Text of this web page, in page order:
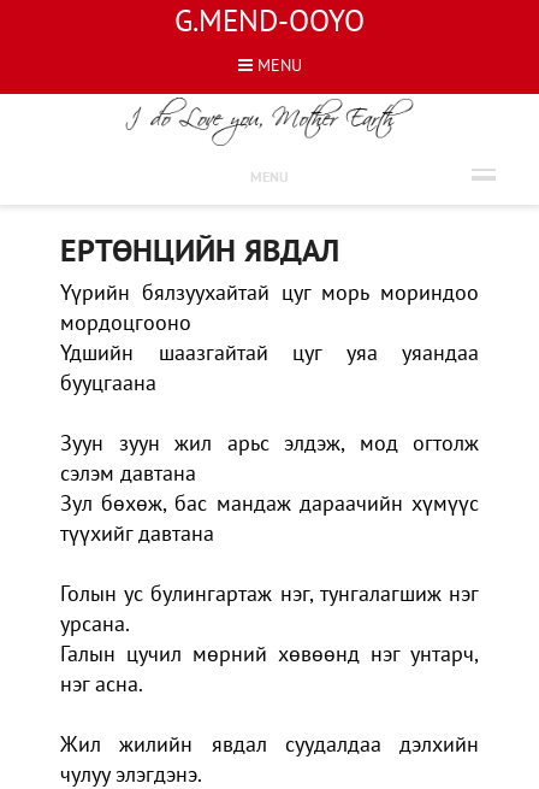
G.MEND-OOYO
MENU
MENU
ШҮЛГҮҮД
ЕРТӨНЦИЙН ЯВДАЛ
Үүрийн бялзуухайтай цуг морь мориндоо
мордоцгооно
Үдшийн шаазгайтай цуг уяа уяандаа
бууцгаана
Зуун зуун жил арьс элдэж, мод огтолж
сэлэм давтана
Зул бөхөж, бас мандаж дараачийн хүмүүс
түүхийг давтана
Голын ус булингартаж нэг, тунгалагшиж нэг
урсана.
Галын цучил мөрний хөвөөнд нэг унтарч,
нэг асна.
Жил жилийн явдал суудалдаа дэлхийн
чулуу элэгдэнэ.